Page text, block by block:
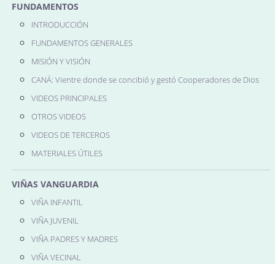
FUNDAMENTOS
INTRODUCCIÓN
FUNDAMENTOS GENERALES
MISIÓN Y VISIÓN
CANÁ: Vientre donde se concibió y gestó Cooperadores de Dios
VIDEOS PRINCIPALES
OTROS VIDEOS
VIDEOS DE TERCEROS
MATERIALES ÚTILES
VIÑAS VANGUARDIA
VIÑA INFANTIL
VIÑA JUVENIL
VIÑA PADRES Y MADRES
VIÑA VECINAL